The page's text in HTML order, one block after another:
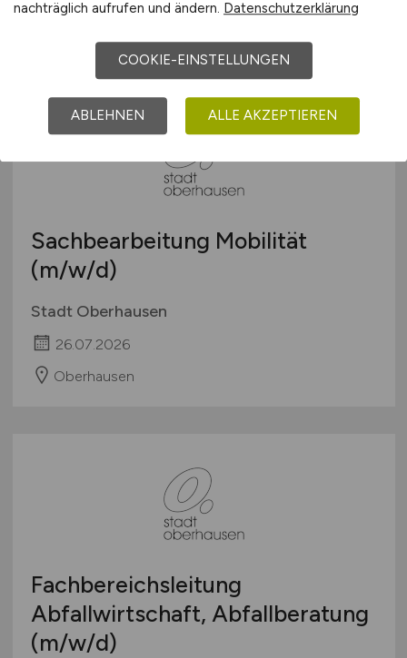
Sachbearbeitung Mobilität
(m/w/d)
Stadt Oberhausen
26.07.2026
Oberhausen
Fachbereichsleitung
Abfallwirtschaft, Abfallberatung
(m/w/d)
nachträglich aufrufen und ändern. Datenschutzerklärung
COOKIE-EINSTELLUNGEN
ABLEHNEN ALLE AKZEPTIEREN